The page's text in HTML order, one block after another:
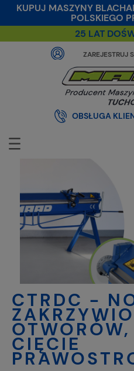
KUPUJ MASZYNY
POLSKIEGO
25 LAT
ZAREJESTRUJ
OBSŁUGA
CTRDC -
CIĘCIE